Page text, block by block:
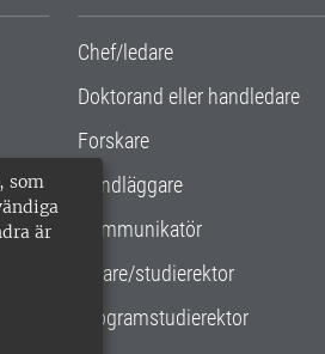
som
är
Chef/ledare
Doktorand eller handledare
Forskare
Handläggare
Kommunikatör
Lärare/studierektor
Programstudierektor